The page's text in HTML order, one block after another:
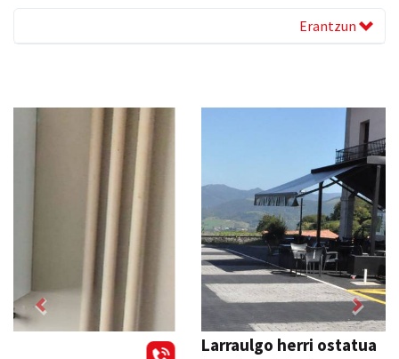
Erantzun
Larraulgo herri ostatua
Previous Next